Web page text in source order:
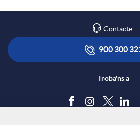
Contacte
900 300
Troba'ns a